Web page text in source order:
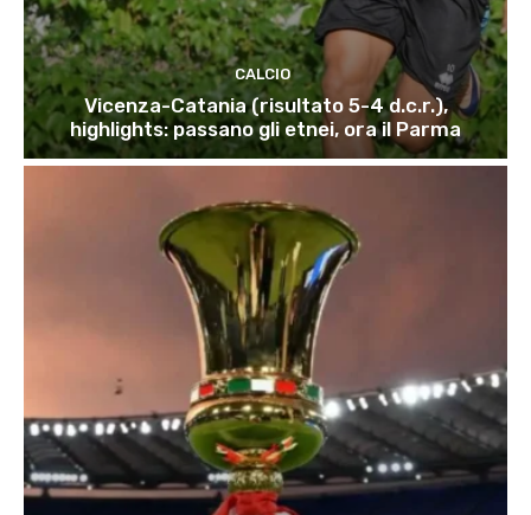
CALCIO
Vicenza-Catania (risultato 5-4 d.c.r.),
highlights: passano gli etnei, ora il Parma